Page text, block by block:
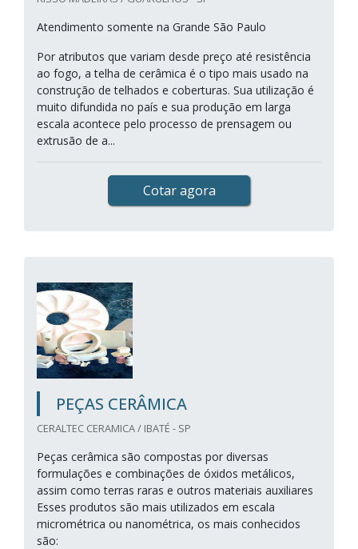
Atendimento somente na Grande São Paulo
Por atributos que variam desde preço até resistência
ao fogo, a telha de cerâmica é o tipo mais usado na
construção de telhados e coberturas. Sua utilização é
muito difundida no país e sua produção em larga
escala acontece pelo processo de prensagem ou
extrusão de a...
Cotar agora
PEÇAS CERÂMICA
CERALTEC CERAMICA / IBATÉ - SP
Peças cerâmica são compostas por diversas
formulações e combinações de óxidos metálicos,
assim como terras raras e outros materiais auxiliares
Esses produtos são mais utilizados em escala
micrométrica ou nanométrica, os mais conhecidos
são: